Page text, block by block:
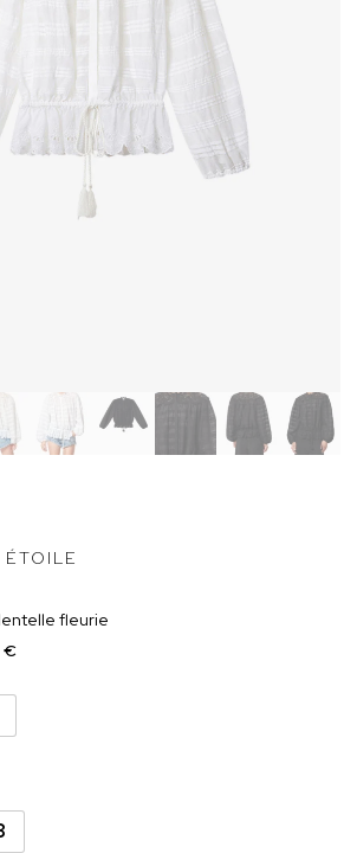
ÉTOILE
fleurie
€